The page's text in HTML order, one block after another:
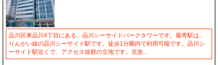
品川区東品川4丁目にある、品川シーサイドパークタワーです。最寄駅は、
りんかい線の品川シーサイド駅です。徒歩1分圏内で利用可能です。品川シ
ーサイド駅近くで、アクセス抜群の立地です。京急…